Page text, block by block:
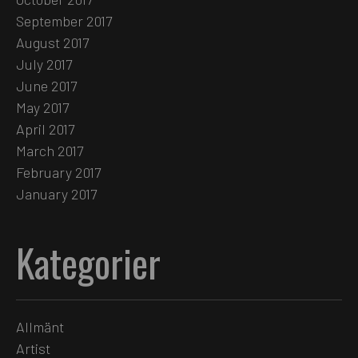
September 2017
August 2017
July 2017
June 2017
May 2017
April 2017
March 2017
February 2017
January 2017
Kategorier
Allmänt
Artist